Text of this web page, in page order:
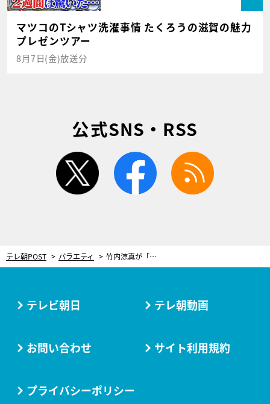
マツコのTシャツ洗濯事情 たくろうの滋賀の魅力
プレゼンツアー
8月7日(金)放送分
公式SNS・RSS
twitter facebook
テレ朝POST バラエティ 竹内涼真が「ガチンコだわ…」と戦々恐々！『かまいガチ』SPで“絶対に帰るわけにはいかない戦い”
テレビ朝日 テレ朝動画
お問い合わせ サイト利用規約
プライバシーポリシー